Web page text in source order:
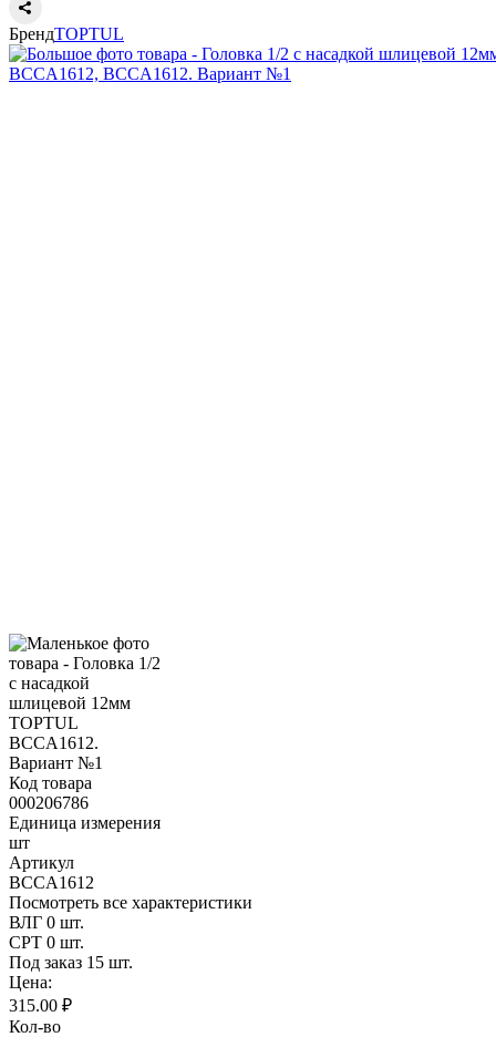
БрендTOPTUL
Код товара
000206786
Единица измерения
шт
Артикул
BCCA1612
Посмотреть все характеристики
ВЛГ 0 шт.
СРТ 0 шт.
Под заказ 15 шт.
Цена:
315.00 ₽
Кол-во